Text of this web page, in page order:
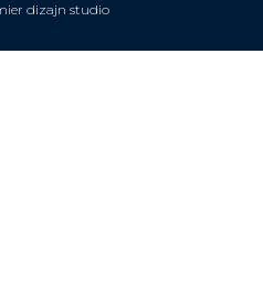
dizajn studio